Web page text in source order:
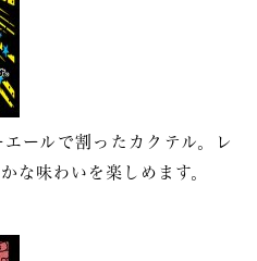
ールで割ったカクテル。レ
な味わいを楽しめます。